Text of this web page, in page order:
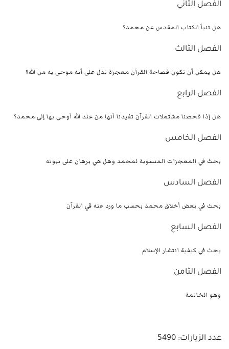
الفصل الثاني
هل تنبأ الكتاب المقدس عن محمد؟
الفصل الثالث
هل يمكن أن تكون فصاحة القرآن معجزة تدل على أنه موحى به من الله؟
الفصل الرابع
هل إذا فحصنا مشتملات القرآن تفيدنا أنها من عند الله أوحى بها إلى محمد؟
الفصل الخامس
بحث في المعجزات المنسوبة لمحمد وهل هي برهان على نبوته
الفصل السادس
بحث في بعض أخلاق محمد بحسب ما ورد عنه في القرآن
الفصل السابع
بحث في كيفية انتشار الإسلام
الفصل الثامن
وهو الخاتمة
عدد الزيارات: 5490